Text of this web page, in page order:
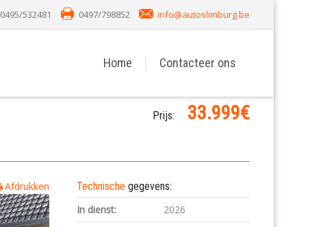
0495/532481 0497/798852 info@autoslimburg.be
Home Contacteer ons
Prijs: 33.999€
Afdrukken Technischegegevens:
In dienst:
2026